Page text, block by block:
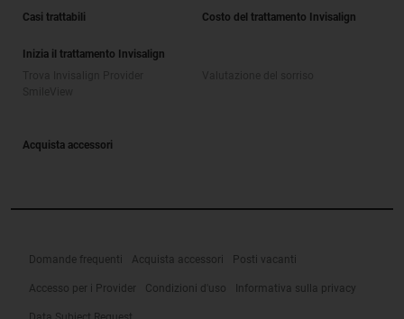
Casi trattabili Costo del trattamento Invisalign
Inizia il trattamento Invisalign
Acquista accessori
Domande frequenti Acquista accessori Posti vacanti
Accesso per i Provider Condizioni d'uso Informativa sulla privacy